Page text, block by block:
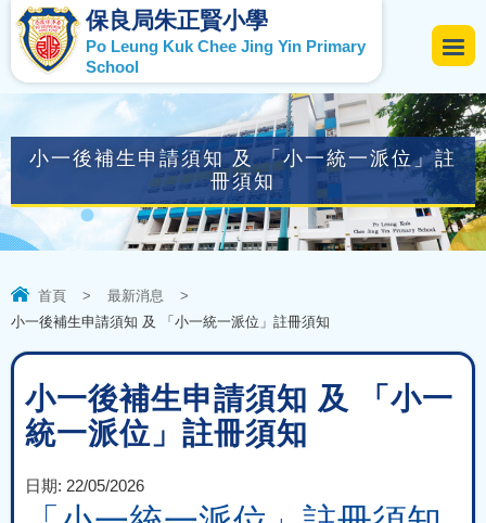
保良局朱正賢小學
Po Leung Kuk Chee Jing Yin Primary
School
小一後補生申請須知 及 「小一統一派位」註
冊須知
首頁 > 最新消息
>
小一後補生申請須知 及 「小一統一派位」註冊須知
小一後補生申請須知 及 「小一
統一派位」註冊須知
日期: 22/05/2026